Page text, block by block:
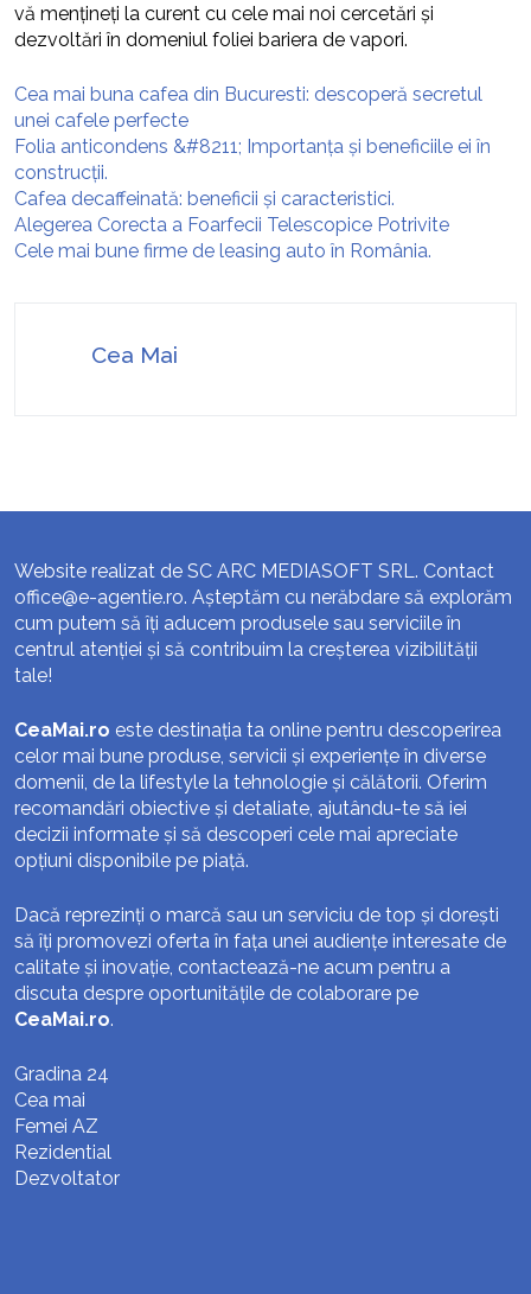
vă mențineți la curent cu cele mai noi cercetări și
dezvoltări în domeniul foliei bariera de vapori.
Cea mai buna cafea din Bucuresti: descoperă secretul
unei cafele perfecte
Folia anticondens &#8211; Importanța și beneficiile ei în
construcții.
Cafea decaffeinată: beneficii și caracteristici.
Alegerea Corecta a Foarfecii Telescopice Potrivite
Cele mai bune firme de leasing auto în România.
Cea Mai
Website realizat de SC ARC MEDIASOFT SRL. Contact
office@e-agentie.ro. Așteptăm cu nerăbdare să explorăm
cum putem să îți aducem produsele sau serviciile în
centrul atenției și să contribuim la creșterea vizibilității
tale!
CeaMai.ro este destinația ta online pentru descoperirea
celor mai bune produse, servicii și experiențe în diverse
domenii, de la lifestyle la tehnologie și călătorii. Oferim
recomandări obiective și detaliate, ajutându-te să iei
decizii informate și să descoperi cele mai apreciate
opțiuni disponibile pe piață.
Dacă reprezinți o marcă sau un serviciu de top și dorești
să îți promovezi oferta în fața unei audiențe interesate de
calitate și inovație, contactează-ne acum pentru a
discuta despre oportunitățile de colaborare pe
CeaMai.ro.
Gradina 24
Cea mai
Femei AZ
Rezidential
Dezvoltator